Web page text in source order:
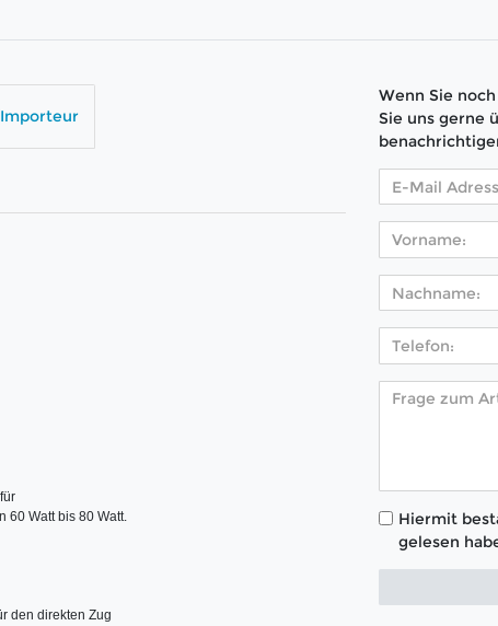
60 Watt bis 80 Watt.
den direkten Zug
Wenn Sie
Sie uns gerne
Hiermit
gelesen